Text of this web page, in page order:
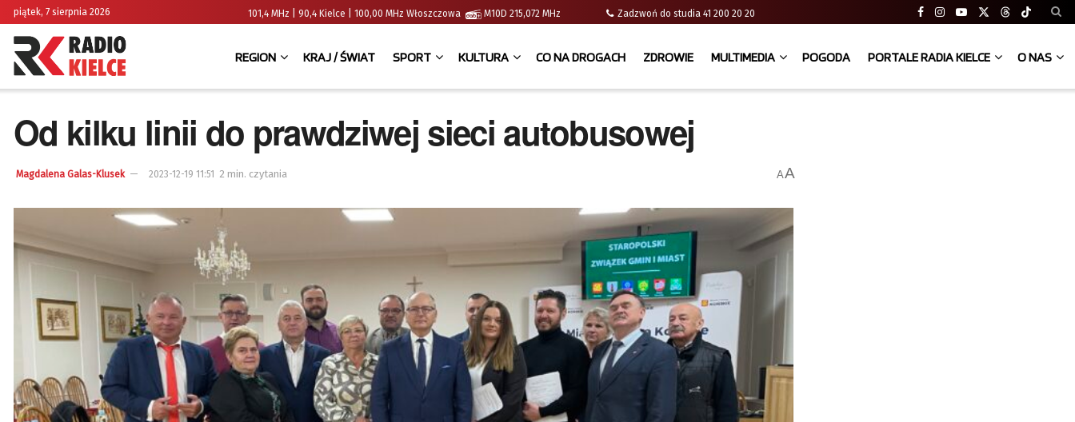
piątek, 7 sierpnia 2026 101,4 MHz | 90,4 Kielce | 100,00 MHz Włoszczowa M10D 215,072 MHz Zadzwoń do studia 41 200 20 20
REGION KRAJ / ŚWIAT SPORT KULTURA CO NA DROGACH ZDROWIE MULTIMEDIA POGODA PORTALE RADIA KIELCE O NAS
Od kilku linii do prawdziwej sieci autobusowej
Magdalena Galas-Klusek 2023-12-19 11:51 2 min. czytania AA